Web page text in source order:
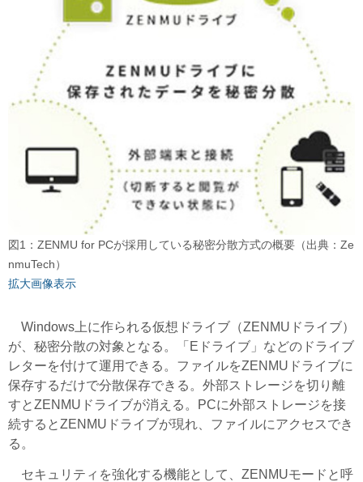
図1：ZENMU for PCが採用している秘密分散方式の概要（出典：Ze
nmuTech）
拡大画像表示
Windows上に作られる仮想ドライブ（ZENMUドライブ）
が、秘密分散の対象となる。「Eドライブ」などのドライブ
レターを付けて運用できる。ファイルをZENMUドライブに
保存するだけで分散保存できる。外部ストレージを切り離
すとZENMUドライブが消える。PCに外部ストレージを接
続するとZENMUドライブが現れ、ファイルにアクセスでき
る。
セキュリティを強化する機能として、ZENMUモードと呼